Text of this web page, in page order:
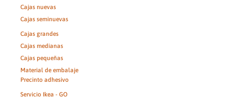
Cajas nuevas
Cajas seminuevas
Cajas grandes
Cajas medianas
Cajas pequeñas
Material de embalaje
Precinto adhesivo
Servicio Ikea - GO